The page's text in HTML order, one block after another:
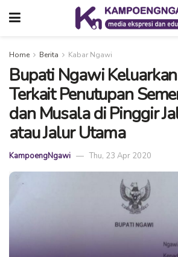
Home Berita Kabar Ngawi
Bupati Ngawi
Terkait Penutupan
dan Musala di Pinggir
atau Jalur Utama
KampoengNgawi Thu, 23 Apr 2020